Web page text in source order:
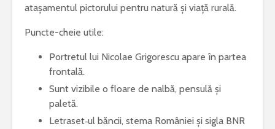
atașamentul pictorului pentru natură și viață rurală.
Puncte-cheie utile:
Portretul lui Nicolae Grigorescu apare în partea
frontală.
Sunt vizibile o floare de nalbă, pensulă și
paletă.
Letraset‑ul băncii, stema României și sigla BNR